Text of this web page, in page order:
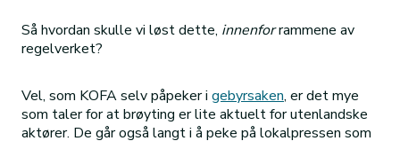
Så hvordan skulle vi løst dette, innenforrammene av
regelverket?
Vel, som KOFA selv påpeker i gebyrsaken, er det mye
som taler for at brøyting er lite aktuelt for utenlandske
aktører. De går også langt i å peke på lokalpressen som